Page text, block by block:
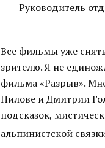
Руководитель
Все фильмы уже
зрителю. Я не
фильма «Разрыв».
Нилове и Дмитрии
подсказок,
альпинистской